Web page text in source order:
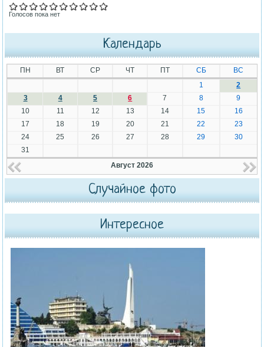
Голосов пока нет
Календарь
ПН ВТ СР ЧТ ПТ СБ
ВС
1
2
3
4 5 6 7 8
9
10
11 12 13 14 15
16
17
18 19 20 21 22
23
24
25 26 27 28 29
30
31
Август 2026
Случайное фото
Интересное